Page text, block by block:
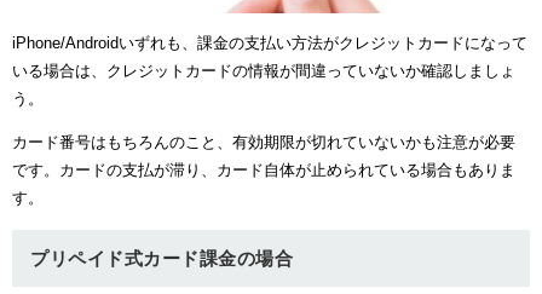
iPhone/Androidいずれも、課金の支払い方法がクレジットカードになって
いる場合は、クレジットカードの情報が間違っていないか確認しましょ
う。
カード番号はもちろんのこと、有効期限が切れていないかも注意が必要
です。カードの支払が滞り、カード自体が止められている場合もありま
す。
プリペイド式カード課金の場合